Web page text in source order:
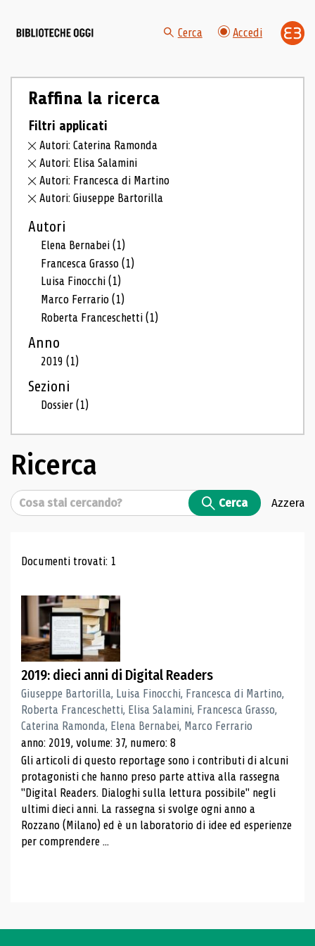
Cerca Accedi
Raffina la ricerca
Filtri applicati
Autori: Caterina Ramonda
Autori: Elisa Salamini
Autori: Francesca di Martino
Autori: Giuseppe Bartorilla
Autori
Elena Bernabei(1)
Francesca Grasso(1)
Luisa Finocchi(1)
Marco Ferrario(1)
Roberta Franceschetti(1)
Anno
2019(1)
Sezioni
Dossier(1)
Ricerca
Cerca Cerca Azzera
Risultati di ricerca
Documenti trovati: 1
2019: dieci anni di Digital Readers
Giuseppe Bartorilla, Luisa Finocchi, Francesca di Martino,
Roberta Franceschetti, Elisa Salamini, Francesca Grasso,
Caterina Ramonda, Elena Bernabei, Marco Ferrario
anno: 2019, volume: 37, numero: 8
Gli articoli di questo reportage sono i contributi di alcuni
protagonisti che hanno preso parte attiva alla rassegna
"Digital Readers. Dialoghi sulla lettura possibile" negli
ultimi dieci anni. La rassegna si svolge ogni anno a
Rozzano (Milano) ed è un laboratorio di idee ed esperienze
per comprendere ...